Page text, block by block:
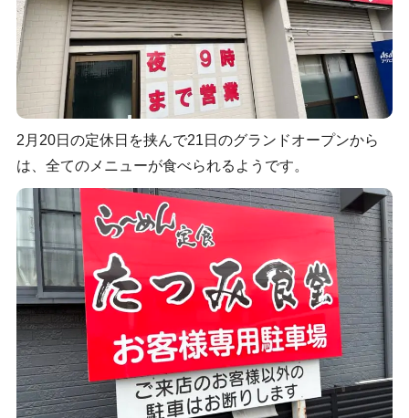
2月20日の定休日を挟んで21日のグランドオープンから
は、全てのメニューが食べられるようです。